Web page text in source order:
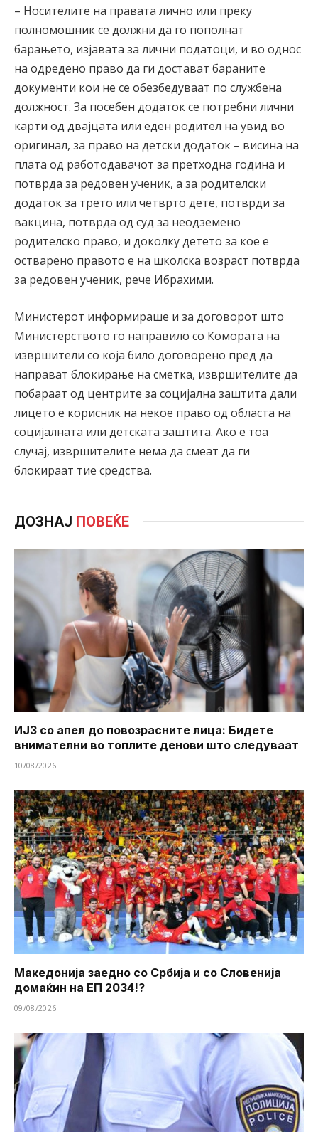
– Носителите на правата лично или преку
полномошник се должни да го пополнат
барањето, изјавата за лични податоци, и во однос
на одредено право да ги достават бараните
документи кои не се обезбедуваат по службена
должност. За посебен додаток се потребни лични
карти од двајцата или еден родител на увид во
оригинал, за право на детски додаток – висина на
плата од работодавачот за претходна година и
потврда за редовен ученик, а за родителски
додаток за трето или четврто дете, потврди за
вакцина, потврда од суд за неодземено
родителско право, и доколку детето за кое е
остварено правото е на школска возраст потврда
за редовен ученик, рече Ибрахими.
Министерот информираше и за договорот што
Министерството го направило со Комората на
извршители со која било договорено пред да
направат блокирање на сметка, извршителите да
побараат од центрите за социјална заштита дали
лицето е корисник на некое право од областа на
социјалната или детската заштита. Ако е тоа
случај, извршителите нема да смеат да ги
блокираат тие средства.
ДОЗНАЈ ПОВЕЌЕ
ИЈЗ со апел до повозрасните лица: Бидете
внимателни во топлите денови што следуваат
10/08/2026
Македонија заедно со Србија и со Словенија
домаќин на ЕП 2034!?
09/08/2026